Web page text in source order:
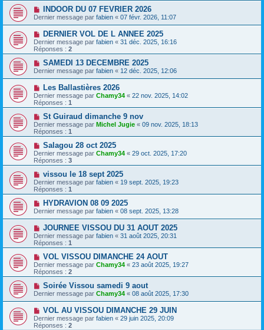
INDOOR DU 07 FEVRIER 2026
Dernier message par fabien « 07 févr. 2026, 11:07
DERNIER VOL DE L ANNEE 2025
Dernier message par fabien « 31 déc. 2025, 16:16
Réponses : 2
SAMEDI 13 DECEMBRE 2025
Dernier message par fabien « 12 déc. 2025, 12:06
Les Ballastières 2026
Dernier message par Chamy34 « 22 nov. 2025, 14:02
Réponses : 1
St Guiraud dimanche 9 nov
Dernier message par Michel Jugie « 09 nov. 2025, 18:13
Réponses : 1
Salagou 28 oct 2025
Dernier message par Chamy34 « 29 oct. 2025, 17:20
Réponses : 3
vissou le 18 sept 2025
Dernier message par fabien « 19 sept. 2025, 19:23
Réponses : 1
HYDRAVION 08 09 2025
Dernier message par fabien « 08 sept. 2025, 13:28
JOURNEE VISSOU DU 31 AOUT 2025
Dernier message par fabien « 31 août 2025, 20:31
Réponses : 1
VOL VISSOU DIMANCHE 24 AOUT
Dernier message par Chamy34 « 23 août 2025, 19:27
Réponses : 2
Soirée Vissou samedi 9 aout
Dernier message par Chamy34 « 08 août 2025, 17:30
VOL AU VISSOU DIMANCHE 29 JUIN
Dernier message par fabien « 29 juin 2025, 20:09
Réponses : 2